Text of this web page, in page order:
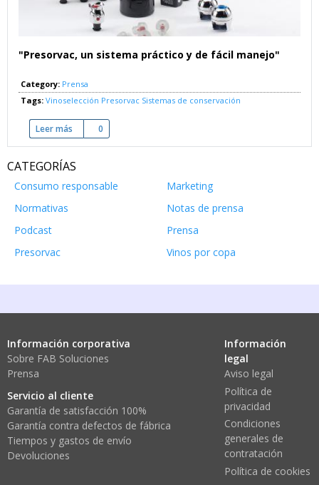
"Presorvac, un sistema práctico y de fácil manejo"
Category: Prensa
Tags: Vinoselección Presorvac Sistemas de conservación
Leer más sobre El vino como recién abierto
0
CATEGORÍAS
Consumo responsable
Marketing
Normativas
Notas de prensa
Podcast
Prensa
Presorvac
Vinos por copa
Información corporativa
Sobre FAB Soluciones
Prensa
Servicio al cliente
Garantía de satisfacción 100%
Garantía contra defectos de fábrica
Tiempos y gastos de envío
Devoluciones
Información
legal
Aviso legal
Política de
privacidad
Condiciones
generales de
contratación
Política de cookies